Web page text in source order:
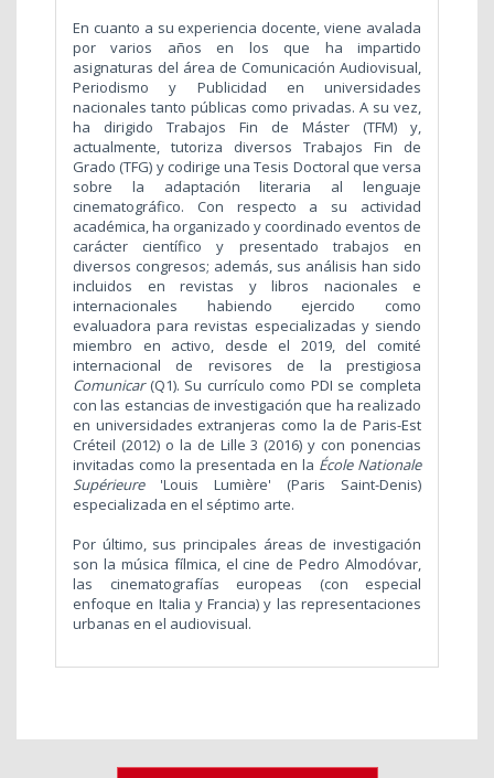
En cuanto a su experiencia docente, viene avalada
por varios años en los que ha impartido
asignaturas del área de Comunicación Audiovisual,
Periodismo y Publicidad en universidades
nacionales tanto públicas como privadas. A su vez,
ha dirigido Trabajos Fin de Máster (TFM) y,
actualmente, tutoriza diversos Trabajos Fin de
Grado (TFG) y codirige una Tesis Doctoral que versa
sobre la adaptación literaria al lenguaje
cinematográfico. Con respecto a su actividad
académica, ha organizado y coordinado eventos de
carácter científico y presentado trabajos en
diversos congresos; además, sus análisis han sido
incluidos en revistas y libros nacionales e
internacionales habiendo ejercido como
evaluadora para revistas especializadas y siendo
miembro en activo, desde el 2019, del comité
internacional de revisores de la prestigiosa
Comunicar (Q1). Su currículo como PDI se completa
con las estancias de investigación que ha realizado
en universidades extranjeras como la de Paris-Est
Créteil (2012) o la de Lille 3 (2016) y con ponencias
invitadas como la presentada en la École Nationale
Supérieure 'Louis Lumière' (Paris Saint-Denis)
especializada en el séptimo arte.
Por último, sus principales áreas de investigación
son la música fílmica, el cine de Pedro Almodóvar,
las cinematografías europeas (con especial
enfoque en Italia y Francia) y las representaciones
urbanas en el audiovisual.